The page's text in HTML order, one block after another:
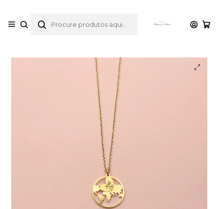
Início Catálogo Colares Colar com globo mais coração